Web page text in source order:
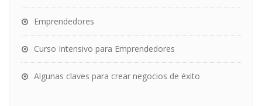
Emprendedores
Curso Intensivo para Emprendedores
Algunas claves para crear negocios de éxito